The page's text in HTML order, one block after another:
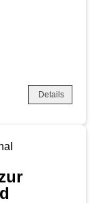
Details